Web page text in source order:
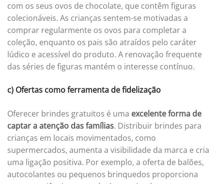
com os seus ovos de chocolate, que contêm figuras
colecionáveis. As crianças sentem-se motivadas a
comprar regularmente os ovos para completar a
coleção, enquanto os pais são atraídos pelo caráter
lúdico e acessível do produto. A renovação frequente
das séries de figuras mantém o interesse contínuo.
c) Ofertas como ferramenta de fidelização
Oferecer brindes gratuitos é uma excelente forma de
captar a atenção das famílias. Distribuir brindes para
crianças em locais movimentados, como
supermercados, aumenta a visibilidade da marca e cria
uma ligação positiva. Por exemplo, a oferta de balões,
autocolantes ou pequenos brinquedos proporciona